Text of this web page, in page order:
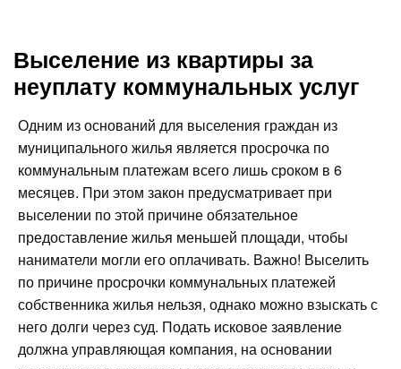
Выселение из квартиры за
неуплату коммунальных услуг
Одним из оснований для выселения граждан из
муниципального жилья является просрочка по
коммунальным платежам всего лишь сроком в 6
месяцев. При этом закон предусматривает при
выселении по этой причине обязательное
предоставление жилья меньшей площади, чтобы
наниматели могли его оплачивать. Важно! Выселить
по причине просрочки коммунальных платежей
собственника жилья нельзя, однако можно взыскать с
него долги через суд. Подать исковое заявление
должна управляющая компания, на основании